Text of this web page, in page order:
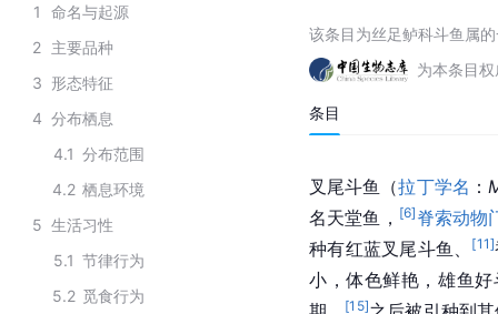
1
命名与起源
2 主要品种
3 形态特征
4 分布栖息
4.1 分布范围
4.2 栖息环境
5 生活习性
5.1 节律行为
5.2 觅食行为
该条目为丝足鲈科斗鱼属
为本条目
条目
叉尾斗鱼（拉丁学名 ：
名天堂鱼， [6] 脊索动物
种有红蓝叉尾斗鱼、
[11]
小，体色鲜艳，雄鱼
[15]